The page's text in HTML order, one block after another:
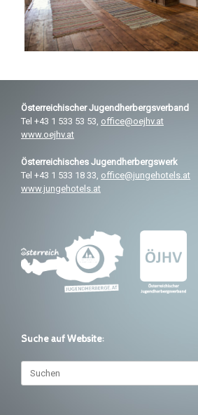
ÖsterreichischerJugendherbergsverband
Tel +43 1 533 53 53, office@oejhv.at
www.oejhv.at
Österreichisches Jugendherbergswerk
Tel +43 1 533 18 33, office@jungehotels.at
www.jungehotels.at
Suche auf Website:
Suchen